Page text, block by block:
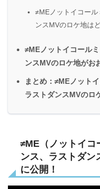
≠MEノットイコー
ンスMVのロケ地は
≠MEノットイコール
ンスMVのロケ地がお
まとめ：≠MEノット
ラストダンスMVのロ
≠ME（ノットイコ
ンス、ラストダン
に公開！